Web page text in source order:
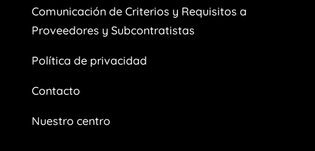
Comunicación de Criterios y Requisitos a
Proveedores y Subcontratistas
Política de privacidad
Contacto
Nuestro centro